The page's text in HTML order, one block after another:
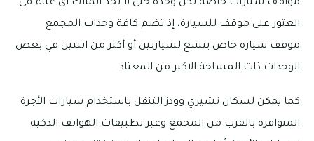
مواقف سيارات خاصة لكل وحدة حتى لا يجد الملاك أي عناء في
العثور على موقف للسيارة، إذ تضم كافة وحدات المجمع
موقف سيارة خاص يتسع لسيارتين أو أكثر من اثنتين في بعض
الوحدات ذات المساحة الاكبر من المعتاد.
كما يمكن لسكان تشيري وودز التنقل باستخدام سيارات الأجرة
المتوافرة بالقرب من المجمع وعبر تطبيقات الهواتف الذكية